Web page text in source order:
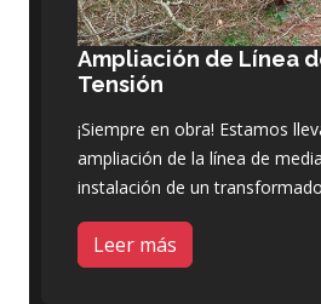
Ampliación de Línea
Tensión
¡Siempre en obra! Estamos
ampliación de la línea de
instalación de un
Leer más